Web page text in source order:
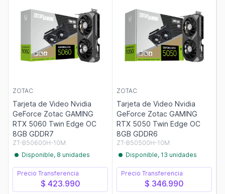
ZOTAC
Tarjeta de Video Nvidia
GeForce Zotac GAMING
RTX 5060 Twin Edge OC
8GB GDDR7
ZT-B50600H-10M
Disponible, 8 unidades
Precio Transferencia
$ 423.990
ZOTAC
Tarjeta de Video Nvidia
GeForce Zotac GAMING
RTX 5050 Twin Edge OC
8GB GDDR6
ZT-B50500H-10M
Disponible, 13 unidades
Precio Transferencia
$ 346.990